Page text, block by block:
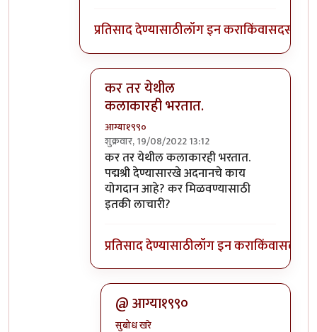
प्रतिसाद देण्यासाठीलॉग इन कराकिंवासदस्य व्हा
कर तर येथील
कलाकारही भरतात.
आग्या१९९०
शुक्रवार, 19/08/2022 13:12
In reply toपाकिस्तानी गायक अदनान सामीला
कर तर येथील कलाकारही भरतात.
पद्मश्री देण्यासारखे अदनानचे काय
योगदान आहे? कर मिळवण्यासाठी
इतकी लाचारी?
प्रतिसाद देण्यासाठीलॉग इन कराकिंवासदस्य
@ आग्या१९९०
सुबोध खरे